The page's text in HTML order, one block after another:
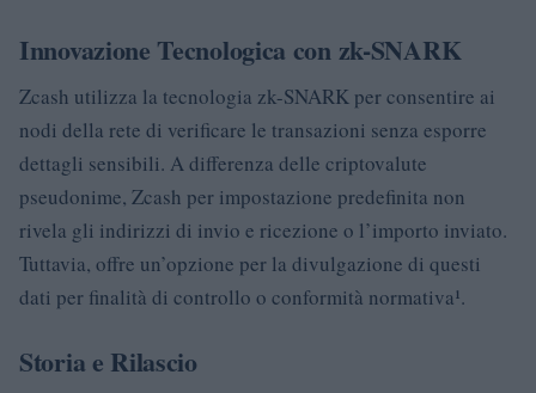
Innovazione Tecnologica con zk-SNARK
Zcash utilizza la tecnologia zk-SNARK per consentire ai
nodi della rete di verificare le transazioni senza esporre
dettagli sensibili. A differenza delle criptovalute
pseudonime, Zcash per impostazione predefinita non
rivela gli indirizzi di invio e ricezione o l’importo inviato.
Tuttavia, offre un’opzione per la divulgazione di questi
dati per finalità di controllo o conformità normativa¹.
Storia e Rilascio